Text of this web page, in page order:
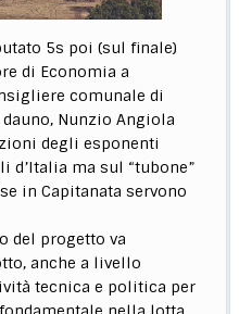
5s poi (sul finale)
di Economia a
comunale di
Nunzio Angiola
degli esponenti
ma sul “tubone”
in Capitanata servono
del progetto va
anche a livello
tecnica e politica per